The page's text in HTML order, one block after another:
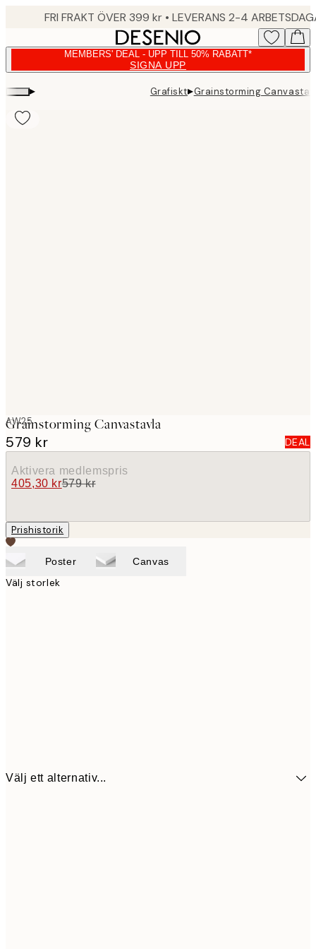
FRI FRAKT ÖVER 399 kr • LEVERANS 2-4
MEMBERS' DEAL - UPP TILL 50% RABATT*
SIGNA UPP
▸ Grafiskt▸Grainstorming
AW25
Grainstorming Canvastavla
579 kr DEAL
Aktivera medlemspris
405,30 kr579 kr
Prishistorik
Poster Canvas
Välj storlek
Välj ett alternativ...